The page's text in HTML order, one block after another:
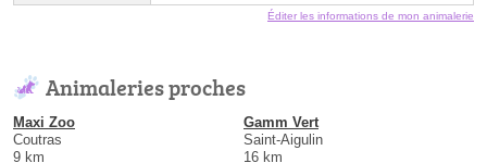
Éditer les informations de mon animalerie
Animaleries proches
Maxi Zoo
Coutras
9 km
Gamm Vert
Saint-Aigulin
16 km